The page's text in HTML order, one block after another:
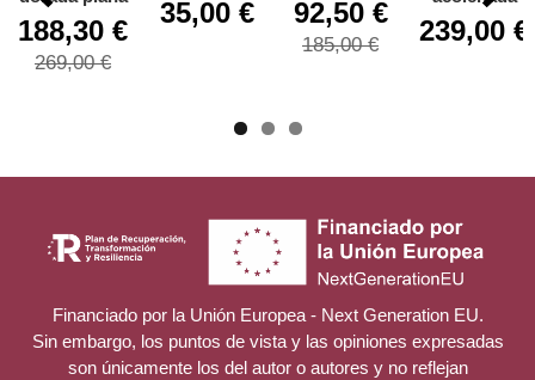
188,30 €
269,00 €
35,00 € 92,50 €
185,00 € 239,00 €
Financiado por la Unión Europea - Next Generation EU.
Sin embargo, los puntos de vista y las opiniones expresadas
son únicamente los del autor o autores y no reflejan